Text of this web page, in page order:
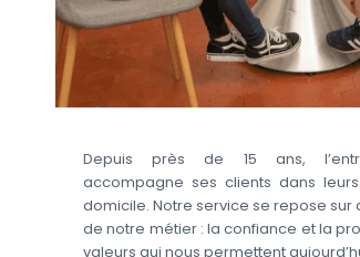
Depuis près de 15 ans,
accompagne ses clients dans
domicile. Notre service se repose sur
de notre métier : la confiance et la
valeurs qui nous permettent